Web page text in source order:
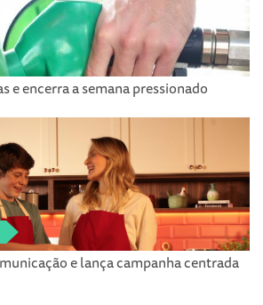
e encerra a semana pressionado
e lança campanha centrada